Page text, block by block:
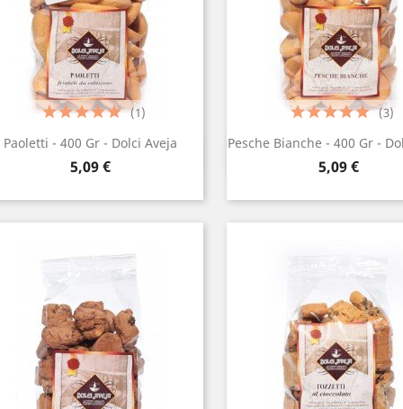
Paoletti - 400 Gr - Dolci Aveja
Prezzo
5,09 €
(1)
Pesche Bianche - 400 Gr -
Prezzo
5,09 €
(3)